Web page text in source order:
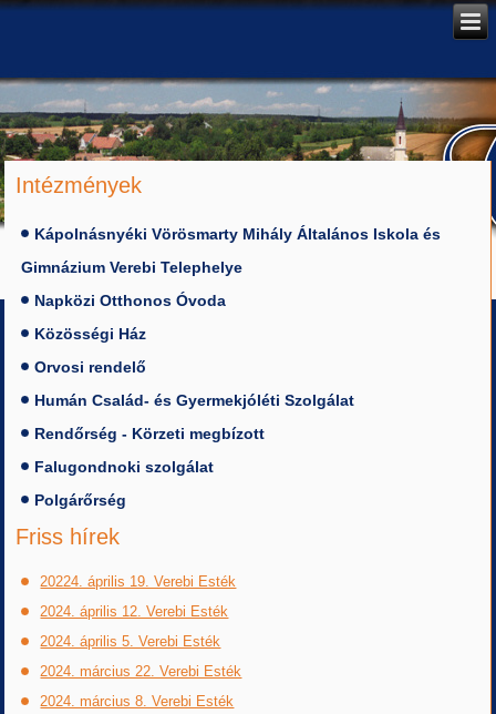
Intézmények
Kápolnásnyéki Vörösmarty Mihály Általános Iskola és
Gimnázium Verebi Telephelye
Napközi Otthonos Óvoda
Közösségi Ház
Orvosi rendelő
Humán Család- és Gyermekjóléti Szolgálat
Rendőrség - Körzeti megbízott
Falugondnoki szolgálat
Polgárőrség
Friss hírek
20224. április 19. Verebi Esték
2024. április 12. Verebi Esték
2024. április 5. Verebi Esték
2024. március 22. Verebi Esték
2024. március 8. Verebi Esték